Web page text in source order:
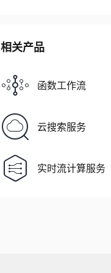
相关产品
函数工作流
云搜索服务
实时流计算服务